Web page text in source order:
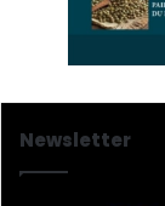
Newsletter